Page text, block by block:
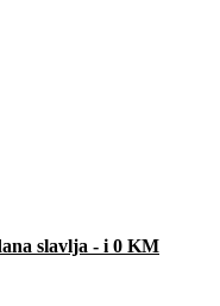
slavlja - i 0 KM